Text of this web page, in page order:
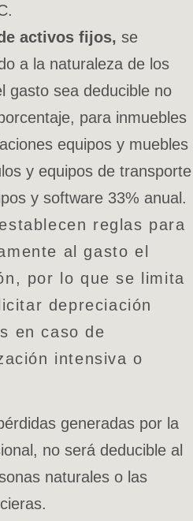
activos fijos, se
a la naturaleza de los
gasto sea deducible no
para inmuebles
equipos y muebles
y equipos de transporte
y software 33% anual.
reglas para
al gasto el
por lo que se limita
depreciación
en caso de
intensiva o
generadas por la
no será deducible al
naturales o las